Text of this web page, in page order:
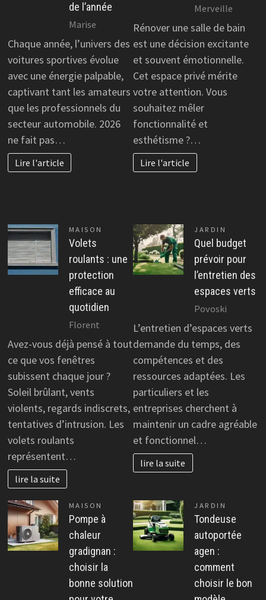
de l’année
Marise
Chaque année, l’univers des
voitures sportives évolue
avec une énergie palpable,
captivant tant les amateurs
que les professionnels du
secteur automobile. 2026
ne fait pas…
Lire l'article
Merveille
Rénover une salle de bain
est une décision excitante
et souvent émotionnelle.
Cet espace privé mérite
votre attention. Vous
souhaitez mêler
fonctionnalité et
esthétisme ?…
Lire l'article
MAISON
Volets
roulants : une
protection
efficace au
quotidien
Florent
Avez-vous déjà pensé à tout
ce que vos fenêtres
subissent chaque jour ?
Soleil brûlant, vents
violents, regards indiscrets,
tentatives d’intrusion. Les
volets roulants
représentent…
lire la suite
JARDIN
Quel budget
prévoir pour
l’entretien des
espaces verts
Povoski
L’entretien d’espaces verts
demande du temps, des
compétences et des
ressources adaptées. Les
particuliers et les
entreprises cherchent à
maintenir un cadre agréable
et fonctionnel…
lire la suite
MAISON
Pompe à
chaleur
gradignan :
choisir la
bonne solution
JARDIN
Tondeuse
autoportée
agen :
comment
choisir le bon